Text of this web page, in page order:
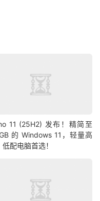
11 (25H2) 发布！精简至
的 Windows 11，轻量高
低配电脑首选！